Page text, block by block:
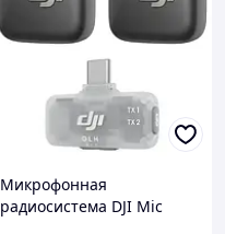
Микрофонная
радиосистема DJI Mic